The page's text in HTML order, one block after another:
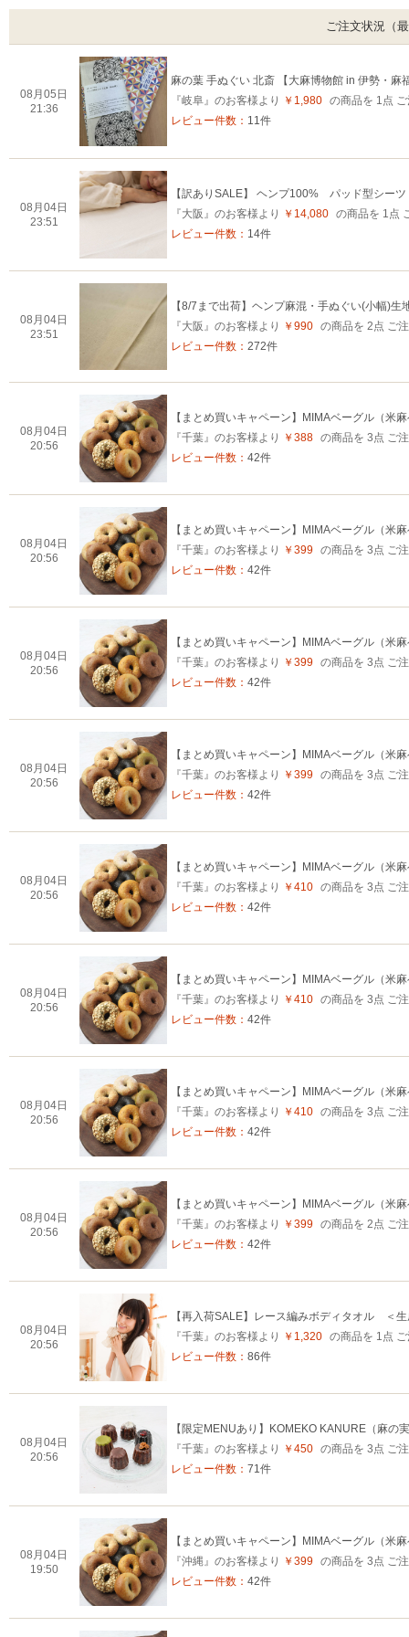
ご注文状況（
08月05日
21:36
麻の葉 手ぬぐい 北斎 【大麻博物館 in 伊勢・
『岐阜』のお客様より
￥1,980 の商品を 1点
レビュー件数： 11件
08月04日
23:51
【訳ありSALE】 ヘンプ100% パッド型シー
『大阪』のお客様より
￥14,080 の商品を 1点
レビュー件数： 14件
08月04日
23:51
【8/7まで出荷】ヘンプ麻混・手ぬぐい(小幅)
『大阪』のお客様より
￥990 の商品を 2点 ご
レビュー件数： 272件
08月04日
20:56
【まとめ買いキャペーン】MIMAベーグル（米
『千葉』のお客様より
￥388 の商品を 3点 ご
レビュー件数： 42件
08月04日
20:56
【まとめ買いキャペーン】MIMAベーグル（米
『千葉』のお客様より
￥399 の商品を 3点 ご
レビュー件数： 42件
08月04日
20:56
【まとめ買いキャペーン】MIMAベーグル（米
『千葉』のお客様より
￥399 の商品を 3点 ご
レビュー件数： 42件
08月04日
20:56
【まとめ買いキャペーン】MIMAベーグル（米
『千葉』のお客様より
￥399 の商品を 3点 ご
レビュー件数： 42件
08月04日
20:56
【まとめ買いキャペーン】MIMAベーグル（米
『千葉』のお客様より
￥410 の商品を 3点 ご
レビュー件数： 42件
08月04日
20:56
【まとめ買いキャペーン】MIMAベーグル（米
『千葉』のお客様より
￥410 の商品を 3点 ご
レビュー件数： 42件
08月04日
20:56
【まとめ買いキャペーン】MIMAベーグル（米
『千葉』のお客様より
￥410 の商品を 3点 ご
レビュー件数： 42件
08月04日
20:56
【まとめ買いキャペーン】MIMAベーグル（米
『千葉』のお客様より
￥399 の商品を 2点 ご
レビュー件数： 42件
08月04日
20:56
【再入荷SALE】レース編みボディタオル ＜
『千葉』のお客様より
￥1,320 の商品を 1点
レビュー件数： 86件
08月04日
20:56
【限定MENUあり】KOMEKO KANURE（麻の
『千葉』のお客様より
￥450 の商品を 3点 ご
レビュー件数： 71件
08月04日
19:50
【まとめ買いキャペーン】MIMAベーグル（米
『沖縄』のお客様より
￥399 の商品を 3点 ご
レビュー件数： 42件